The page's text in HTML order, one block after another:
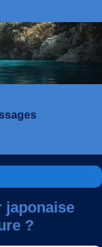
japonaise
?